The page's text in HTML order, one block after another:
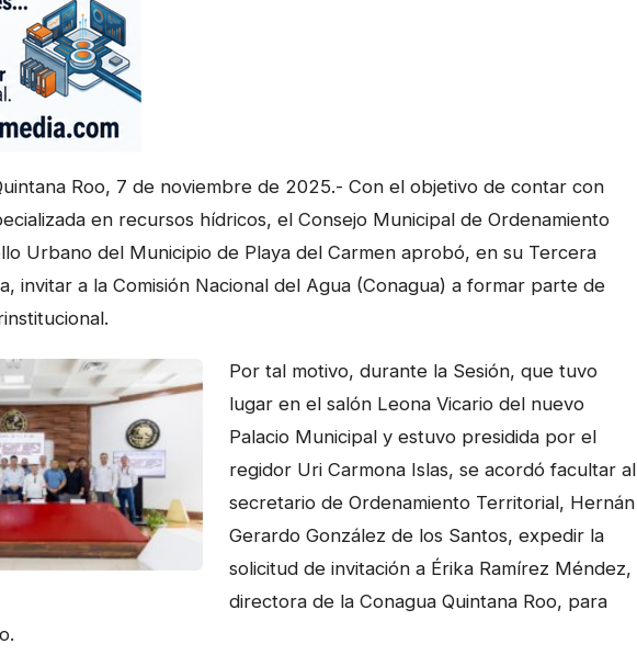
Roo, 7 de noviembre de 2025.- Con el objetivo de contar con
en recursos hídricos, el Consejo Municipal de Ordenamiento
Urbano del Municipio de Playa del Carmen aprobó, en su Tercera
invitar a la Comisión Nacional del Agua (Conagua) a formar parte de
Por tal motivo, durante la Sesión, que tuvo
lugar en el salón Leona Vicario del nuevo
Palacio Municipal y estuvo presidida por el
regidor Uri Carmona Islas, se acordó facultar al
secretario de Ordenamiento Territorial, Hernán
Gerardo González de los Santos, expedir la
solicitud de invitación a Érika Ramírez Méndez,
directora de la Conagua Quintana Roo, para